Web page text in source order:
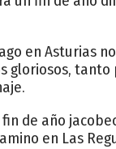
en Asturias
gloriosos, tanto
fin de año
en Las